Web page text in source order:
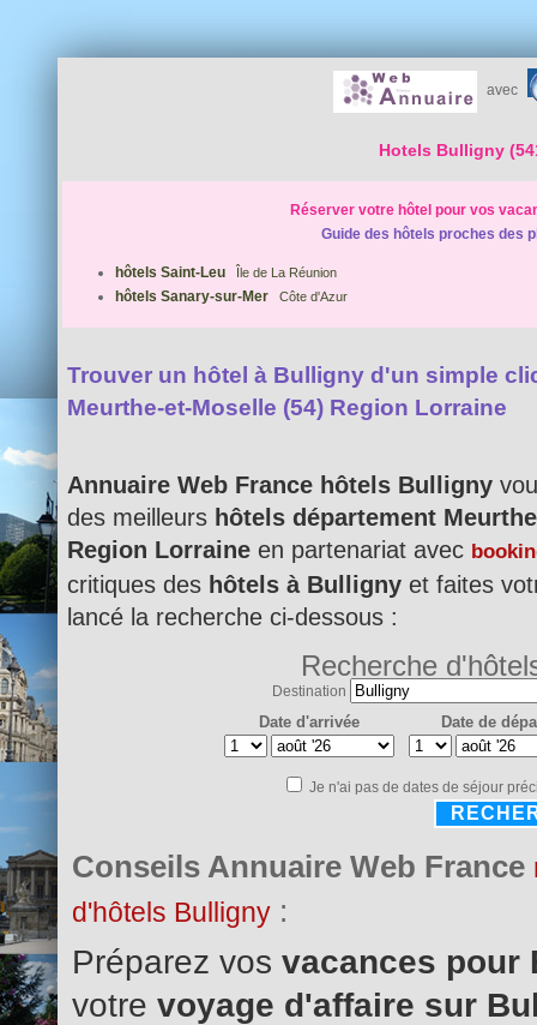
avec
Hotels Bulligny
Réserver votre hôtel pour vos
Guide des hôtels proches des
hôtels Saint-Leu Île de La Réunion
hôtels Sanary-sur-Mer Côte d'Azur
Trouver un hôtel à Bulligny d'un simple
Meurthe-et-Moselle (54) Region Lorraine
Annuaire Web France hôtels Bulligny
des meilleurs hôtels département
Region Lorraine en partenariat avec
critiques des hôtels à Bulligny et faites
lancé la recherche ci-dessous :
Recherche
Destination
Date d'arrivée Date de
Je n'ai pas de dates de séjour
Conseils Annuaire Web France
d'hôtels Bulligny :
Préparez vos vacances
votre voyage d'affaire sur